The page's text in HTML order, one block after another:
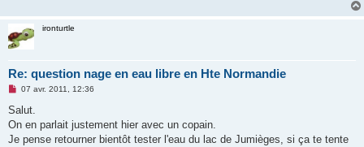
ironturtle
Re: question nage en eau libre en Hte Normandie
M
s
a
g
07 avr. 2011, 12:36
Salut.
On en parlait justement hier avec un copain.
Je pense retourner bientôt tester l'eau du lac de Jumièges, si ça te tente